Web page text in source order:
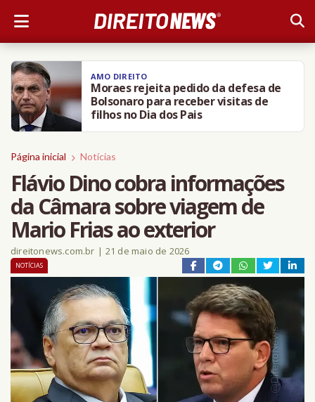
AMO DIREITO
Moraes rejeita pedido da defesa de
Bolsonaro para receber visitas de
filhos no Dia dos Pais
Página inicial Notícias
Flávio Dino cobra informações
da Câmara sobre viagem de
Mario Frias ao exterior
direitonews.com.br | 21 de maio de 2026
NOTÍCIAS